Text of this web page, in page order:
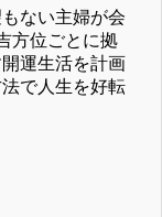
ない主婦が会
方位ごとに拠
運生活を計画
で人生を好転